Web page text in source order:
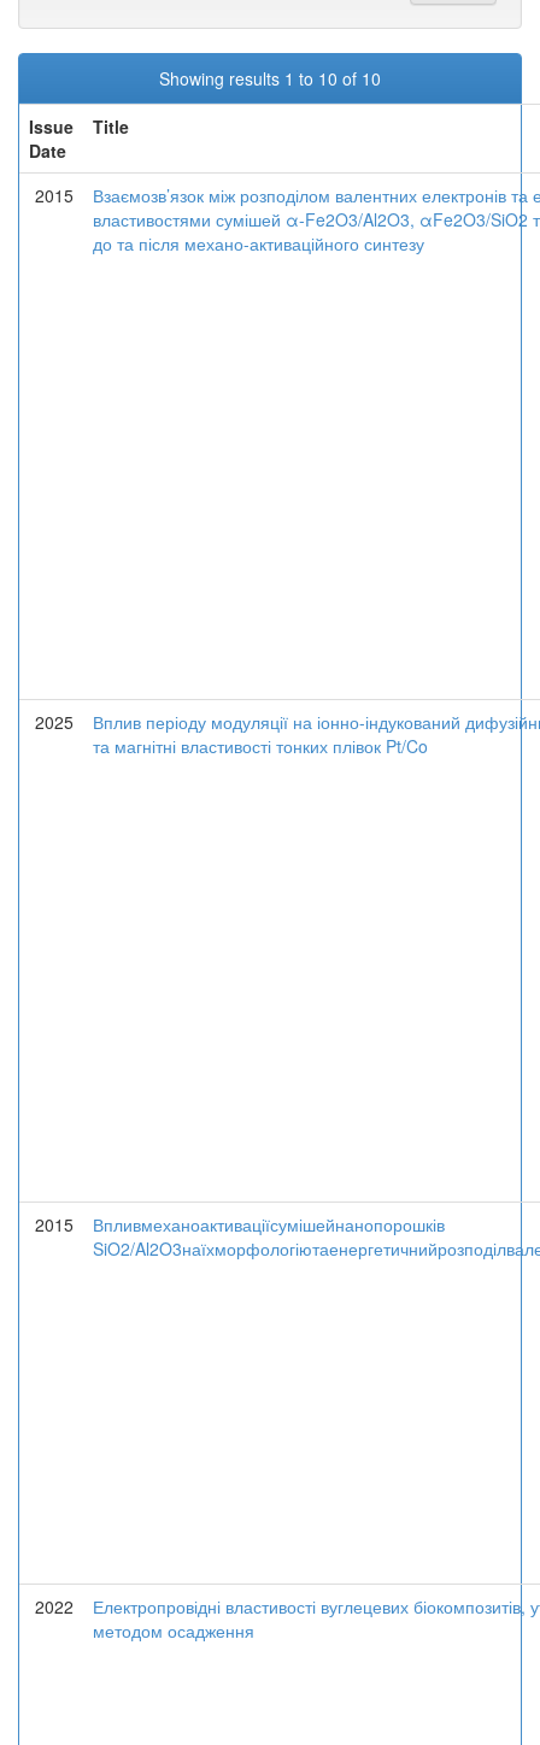
Showing results 1 to 10 of 10
Issue
Date
Title
2015
Взаємозв’язок між розподілом валентних електронів та
властивостями сумішей α-Fe2O3/Al2O3, αFe2O3/SiO2
до та після механо-активаційного синтезу
2025
Вплив періоду модуляції на іонно-індукований
та магнітні властивості тонких плівок Pt/Co
2015
Впливмеханоактиваціїсумішейнанопорошків
SiO2/
2022
Електропровідні властивості вуглецевих біокомпозитів,
методом осадження